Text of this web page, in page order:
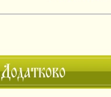
Додатково